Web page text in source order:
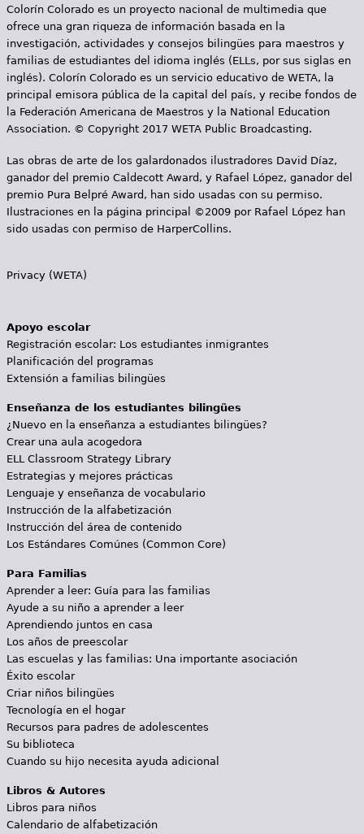
Colorín Colorado es un proyecto nacional de multimedia que
ofrece una gran riqueza de información basada en la
investigación, actividades y consejos bilingües para maestros y
familias de estudiantes del idioma inglés (ELLs, por sus siglas en
inglés). Colorín Colorado es un servicio educativo de WETA, la
principal emisora pública de la capital del país, y recibe fondos de
la Federación Americana de Maestros y la National Education
Association. © Copyright 2017 WETA Public Broadcasting.
Las obras de arte de los galardonados ilustradores David Díaz,
ganador del premio Caldecott Award, y Rafael López, ganador del
premio Pura Belpré Award, han sido usadas con su permiso.
Ilustraciones en la página principal ©2009 por Rafael López han
sido usadas con permiso de HarperCollins.
Privacy (WETA)
Apoyo escolar
Registración escolar: Los estudiantes inmigrantes
Planificación del programas
Extensión a familias bilingües
Enseñanza de los estudiantes bilingües
¿Nuevo en la enseñanza a estudiantes bilingües?
Crear una aula acogedora
ELL Classroom Strategy Library
Estrategias y mejores prácticas
Lenguaje y enseñanza de vocabulario
Instrucción de la alfabetización
Instrucción del área de contenido
Los Estándares Comúnes (Common Core)
Para Familias
Aprender a leer: Guía para las familias
Ayude a su niño a aprender a leer
Aprendiendo juntos en casa
Los años de preescolar
Las escuelas y las familias: Una importante asociación
Éxito escolar
Criar niños bilingües
Tecnología en el hogar
Recursos para padres de adolescentes
Su biblioteca
Cuando su hijo necesita ayuda adicional
Libros & Autores
Libros para niños
Calendario de alfabetización